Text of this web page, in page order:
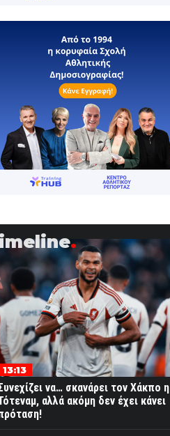
13:13
να… σκανάρει τον Χάκπο η
αλλά ακόμη δεν έχει κάνει